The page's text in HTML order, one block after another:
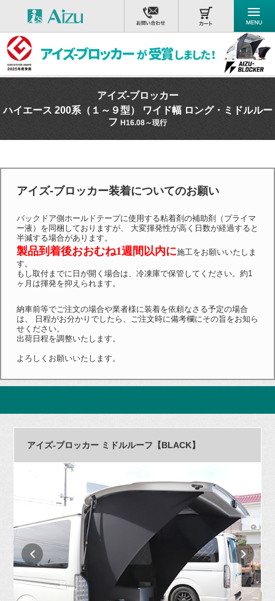
アイズ-ブロッカー
ハイエース 200系（１～９型） ワイド幅 ロング・ミドルルー
フ H16.08～現行
アイズ-ブロッカー装着についてのお願い
バックドア側ホールドテープに使用する粘着剤の補助剤（プライマ
ー液）を同梱しておりますが、 大変揮発性が高く日数が経過すると
半減する場合があります。
製品到着後おおむね1週間以内に施工をお願いいたしま
す。
もし取付までに日が開く場合は、冷凍庫で保管してください。約1
ヶ月は揮発を抑えられます。
納車前等でご注文の場合や業者様に装着を依頼なさる予定の場合
は、 日程がお分かりでしたら、ご注文時に備考欄にその旨をお知ら
せください。
出荷日程を調整いたします。
よろしくお願いいたします。
アイズ-ブロッカー ミドルルーフ【BLACK】